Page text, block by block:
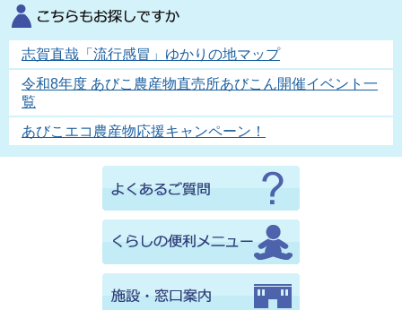
志賀直哉「流行感冒」ゆかりの地マップ
令和8年度 あびこ農産物直売所あびこん開催イベント一
覧
あびこエコ農産物応援キャンペーン！